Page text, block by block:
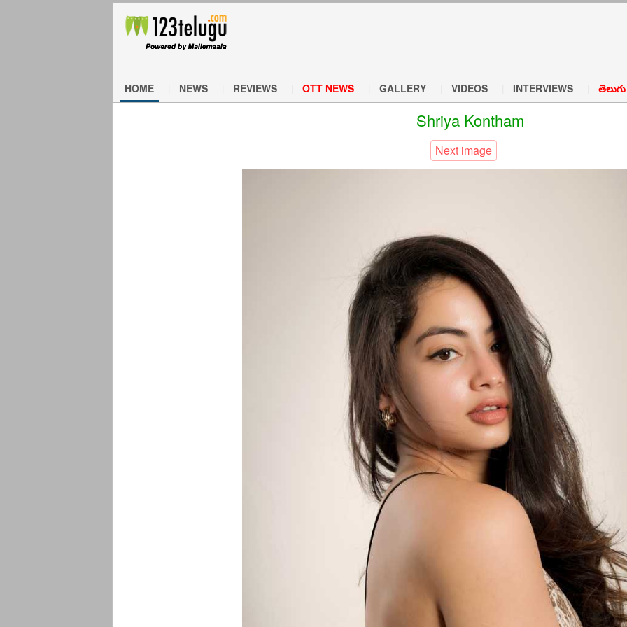
HOME NEWS REVIEWS OTT NEWS GALLERY VIDEOS INTERVIEWS
Shriya Kontham
Next image